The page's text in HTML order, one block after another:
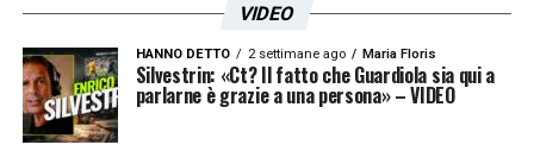
VIDEO
HANNO DETTO 2 settimane ago Maria Floris
Silvestrin: «Ct? Il fatto che Guardiola sia qui a
parlarne è grazie a una persona» – VIDEO